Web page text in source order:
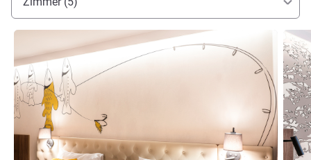
Details ansehen